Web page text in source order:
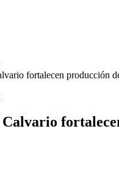
fortalecen producción